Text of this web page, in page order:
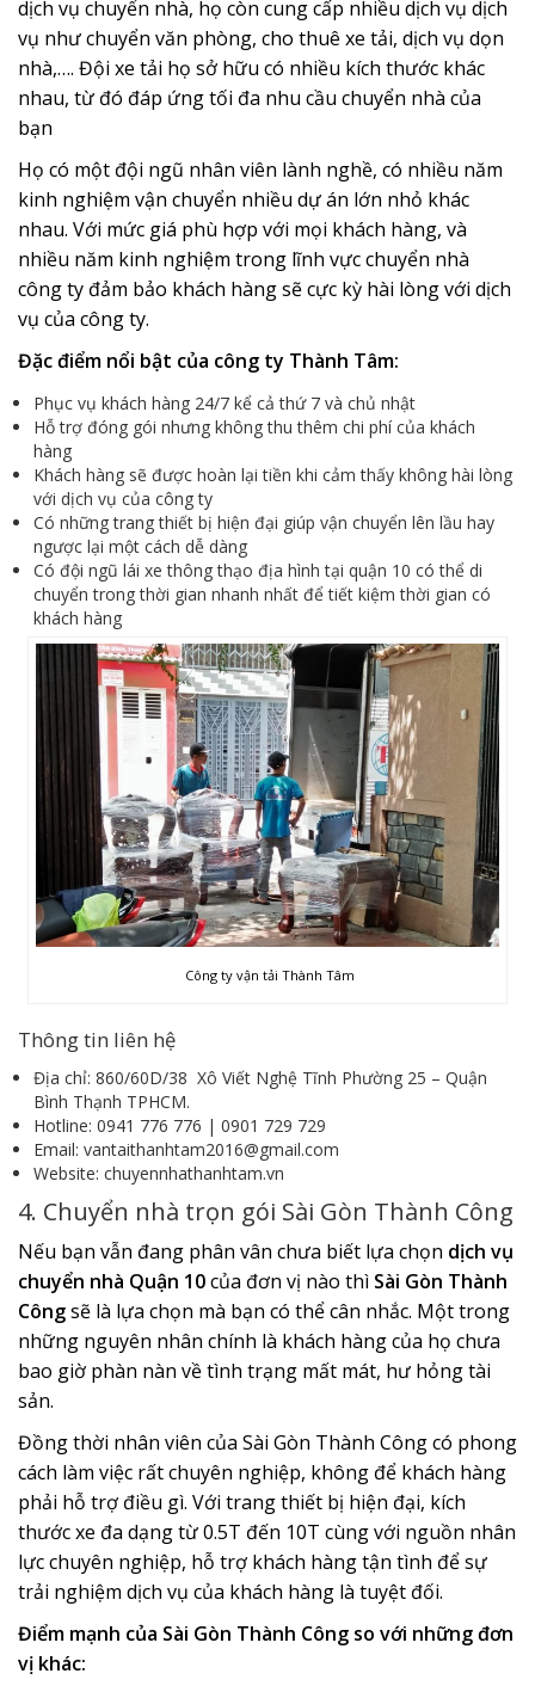
dịch vụ chuyển nhà, họ còn cung cấp nhiều dịch vụ dịch
vụ như chuyển văn phòng, cho thuê xe tải, dịch vụ dọn
nhà,…. Đội xe tải họ sở hữu có nhiều kích thước khác
nhau, từ đó đáp ứng tối đa nhu cầu chuyển nhà của
bạn
Họ có một đội ngũ nhân viên lành nghề, có nhiều năm
kinh nghiệm vận chuyển nhiều dự án lớn nhỏ khác
nhau. Với mức giá phù hợp với mọi khách hàng, và
nhiều năm kinh nghiệm trong lĩnh vực chuyển nhà
công ty đảm bảo khách hàng sẽ cực kỳ hài lòng với dịch
vụ của công ty.
Đặc điểm nổi bật của công ty Thành Tâm:
Phục vụ khách hàng 24/7 kể cả thứ 7 và chủ nhật
Hỗ trợ đóng gói nhưng không thu thêm chi phí của khách
hàng
Khách hàng sẽ được hoàn lại tiền khi cảm thấy không hài lòng
với dịch vụ của công ty
Có những trang thiết bị hiện đại giúp vận chuyển lên lầu hay
ngược lại một cách dễ dàng
Có đội ngũ lái xe thông thạo địa hình tại quận 10 có thể di
chuyển trong thời gian nhanh nhất để tiết kiệm thời gian có
khách hàng
Công ty vận tải Thành Tâm
Thông tin liên hệ
Địa chỉ: 860/60D/38 Xô Viết Nghệ Tĩnh Phường 25 – Quận
Bình Thạnh TPHCM.
Hotline: 0941 776 776 | 0901 729 729
Email: vantaithanhtam2016@gmail.com
Website: chuyennhathanhtam.vn
4. Chuyển nhà trọn gói Sài Gòn Thành Công
Nếu bạn vẫn đang phân vân chưa biết lựa chọn dịch vụ
chuyển nhà Quận 10của đơn vị nào thì Sài Gòn Thành
Côngsẽ là lựa chọn mà bạn có thể cân nhắc. Một trong
những nguyên nhân chính là khách hàng của họ chưa
bao giờ phàn nàn về tình trạng mất mát, hư hỏng tài
sản.
Đồng thời nhân viên của Sài Gòn Thành Công có phong
cách làm việc rất chuyên nghiệp, không để khách hàng
phải hỗ trợ điều gì. Với trang thiết bị hiện đại, kích
thước xe đa dạng từ 0.5T đến 10T cùng với nguồn nhân
lực chuyên nghiệp, hỗ trợ khách hàng tận tình để sự
trải nghiệm dịch vụ của khách hàng là tuyệt đối.
Điểm mạnh của Sài Gòn Thành Công so với những đơn
vị khác: